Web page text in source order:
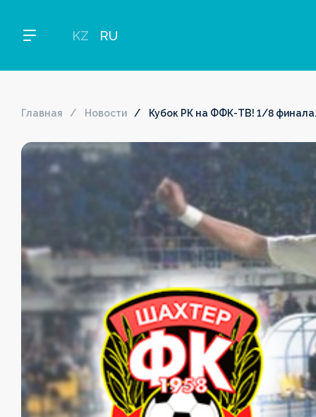
KZ RU
Главная Новости Кубок РК на ФФК-ТВ! 1/8